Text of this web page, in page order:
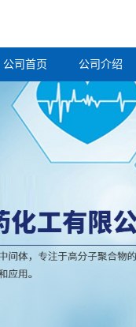
公司首页 公司介绍